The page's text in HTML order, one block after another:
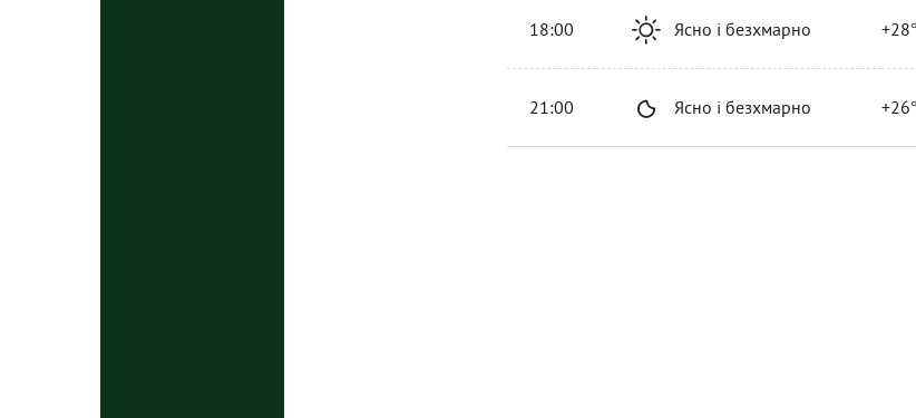
18:00 Ясно і безхмарно
21:00 Ясно і безхмарно